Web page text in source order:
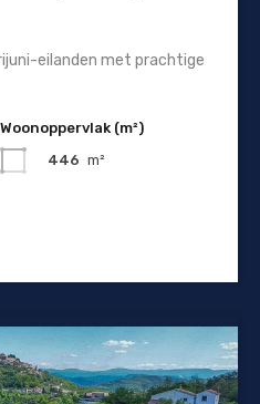
eilanden met prachtige
Woonoppervlak (m²)
446 m²